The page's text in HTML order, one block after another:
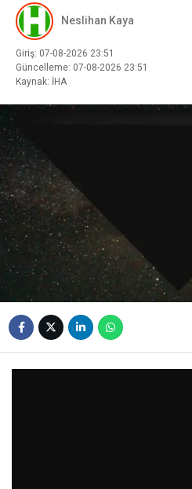
Neslihan Kaya
Giriş: 07-08-2026 23:51
Güncelleme: 07-08-2026 23:51
Kaynak: İHA